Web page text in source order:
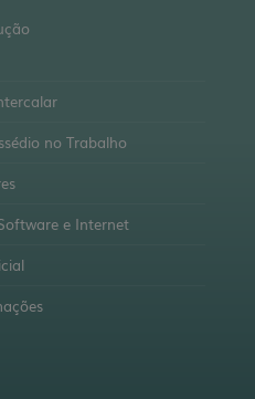
no Trabalho
e Internet